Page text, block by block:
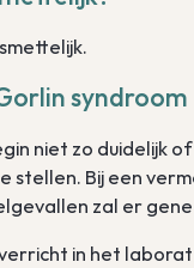
niet zo duidelijk
stellen. Bij een
zal er
in het